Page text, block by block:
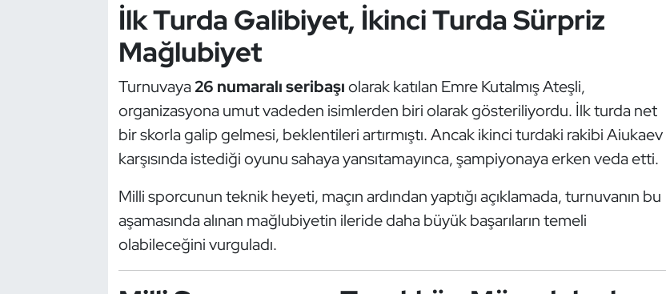
İlk Turda Galibiyet, İkinci Turda Sürpriz
Mağlubiyet
Turnuvaya 26 numaralı seribaşıolarak katılan Emre Kutalmış Ateşli,
organizasyona umut vadeden isimlerden biri olarak gösteriliyordu. İlk turda net
bir skorla galip gelmesi, beklentileri artırmıştı. Ancak ikinci turdaki rakibi Aiukaev
karşısında istediği oyunu sahaya yansıtamayınca, şampiyonaya erken veda etti.
Milli sporcunun teknik heyeti, maçın ardından yaptığı açıklamada, turnuvanın bu
aşamasında alınan mağlubiyetin ileride daha büyük başarıların temeli
olabileceğini vurguladı.
Hava Sporları
İşitme Engelli Sporcular
Kano ve Rafting